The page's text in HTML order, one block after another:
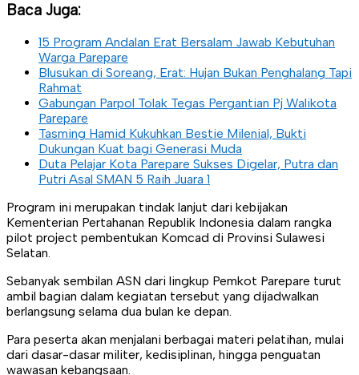
Baca Juga:
15 Program Andalan Erat Bersalam Jawab Kebutuhan
Warga Parepare
Blusukan di Soreang, Erat: Hujan Bukan Penghalang Tapi
Rahmat
Gabungan Parpol Tolak Tegas Pergantian Pj Walikota
Parepare
Tasming Hamid Kukuhkan Bestie Milenial, Bukti
Dukungan Kuat bagi Generasi Muda
Duta Pelajar Kota Parepare Sukses Digelar, Putra dan
Putri Asal SMAN 5 Raih Juara 1
Program ini merupakan tindak lanjut dari kebijakan
Kementerian Pertahanan Republik Indonesia dalam rangka
pilot project pembentukan Komcad di Provinsi Sulawesi
Selatan.
Sebanyak sembilan ASN dari lingkup Pemkot Parepare turut
ambil bagian dalam kegiatan tersebut yang dijadwalkan
berlangsung selama dua bulan ke depan.
Para peserta akan menjalani berbagai materi pelatihan, mulai
dari dasar-dasar militer, kedisiplinan, hingga penguatan
wawasan kebangsaan.